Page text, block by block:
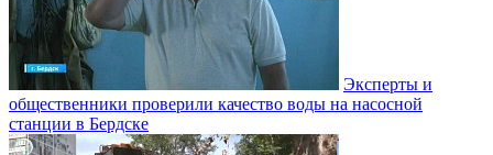
Эксперты и
общественники проверили качество воды на насосной
станции в Бердске